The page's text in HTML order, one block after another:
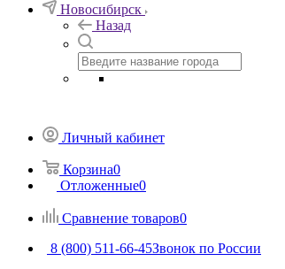
Новосибирск
Назад
Личный кабинет
Корзина0
Отложенные0
Сравнение товаров0
8 (800) 511-66-45Звонок по России